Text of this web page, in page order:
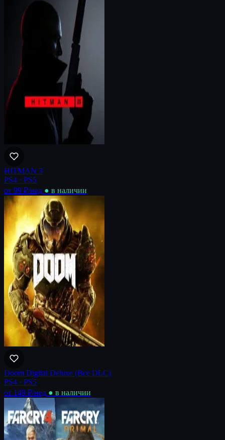
HITMAN 3
PS4 · PS5
от 99 ₽/нед ● в наличии
Doom Digital Deluxe (Все DLC)
PS4 · PS5
от 149 ₽/нед ● в наличии